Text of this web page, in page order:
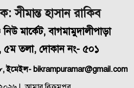
সীমান্ত হাসান রাকিব
নিউ মার্কেট, বাগমামুদালীপাড়া
৫ম তলা, দোকান নং- ৫০১
ইমেইল- bikrampuramar@gmail.com